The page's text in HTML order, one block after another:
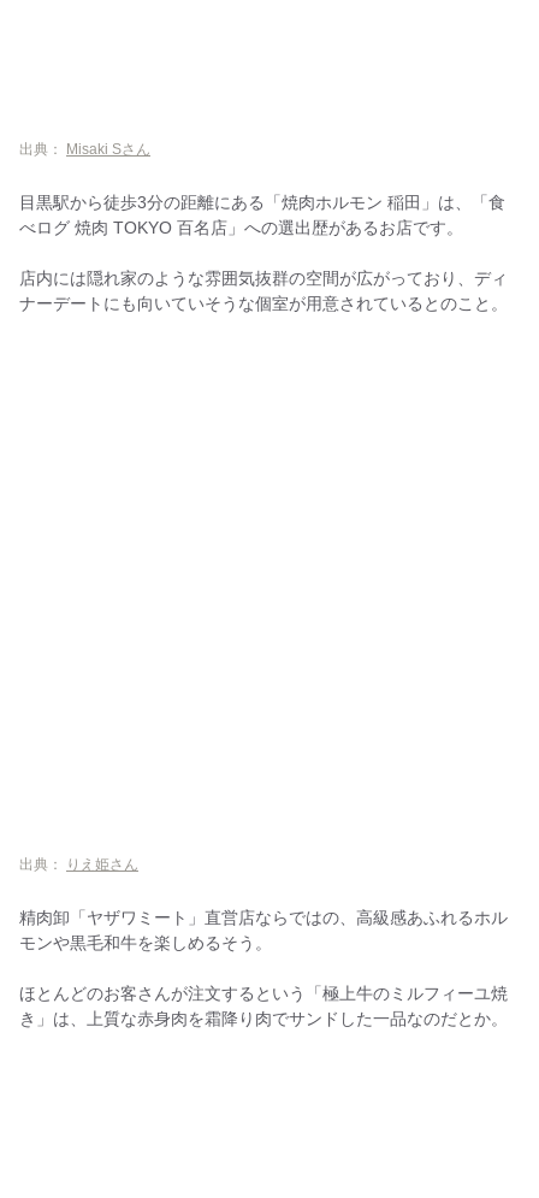
出典： Misaki Sさん
目黒駅から徒歩3分の距離にある「焼肉ホルモン 稲田」は、「食
べログ 焼肉 TOKYO 百名店」への選出歴があるお店です。
店内には隠れ家のような雰囲気抜群の空間が広がっており、ディ
ナーデートにも向いていそうな個室が用意されているとのこと。
出典： りえ姫さん
精肉卸「ヤザワミート」直営店ならではの、高級感あふれるホル
モンや黒毛和牛を楽しめるそう。
ほとんどのお客さんが注文するという「極上牛のミルフィーユ焼
き」は、上質な赤身肉を霜降り肉でサンドした一品なのだとか。